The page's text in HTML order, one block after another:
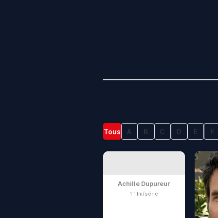
Tous A B C D E F
Achille Dupureur
1 film/série